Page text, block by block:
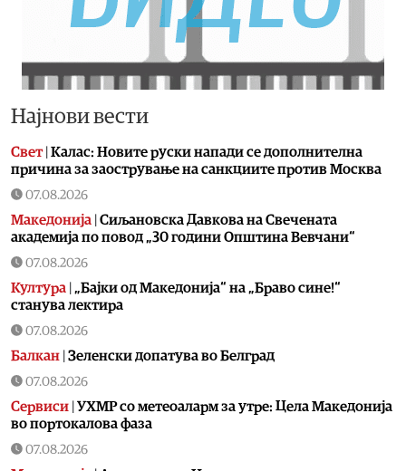
Најнови вести
Свет| Калас: Новите руски напади се дополнителна
причина за заострување на санкциите против Москва
07.08.2026
Македонија Сиљановска Давкова на Свечената
академија по повод „30 години Општина Вевчани“
07.08.2026
Култура „Бајки од Македонија“ на „Браво сине!“
станува лектира
07.08.2026
Балкан Зеленски допатува во Белград
07.08.2026
Сервиси УХМР со метеоаларм за утре: Цела Македонија
во портокалова фаза
07.08.2026